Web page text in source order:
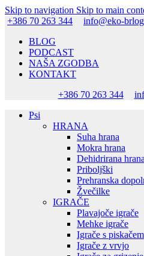
Skip to navigation Skip to main
+386 70 263 344
info@eko-
BLOG
PODCAST
NAŠA ZGODBA
KONTAKT
+386 70 263 344
Psi
HRANA
Suha hrana
Mokra hrana
Dehidrirana hrana
Priboljški
Prehranska
Žvečilke
IGRAČE
Plavajoče igrače
Mehke igrače
Igrače s piskačem
Igrače z vrvjo